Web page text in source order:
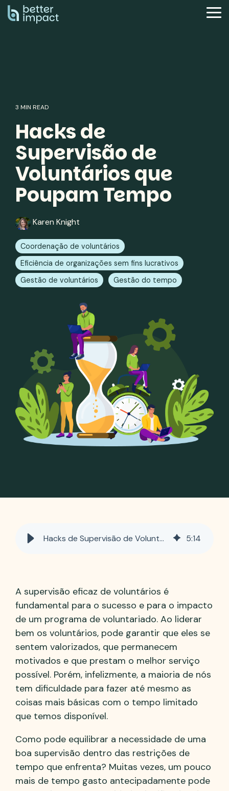
Skip
to
3 MIN READ
Hacks de
Supervisão de
Voluntários que
Poupam Tempo
Karen Knight
Coordenação de voluntários
Eficiência de organizações sem fins lucrativos
Gestão de voluntários
Gestão do tempo
Hacks de Supervisão de Voluntários que Poupam Tempo 5:14
A supervisão eficaz de voluntários é
fundamental para o sucesso e para o impacto
de um programa de voluntariado. Ao liderar
bem os voluntários, pode garantir que eles se
sentem valorizados, que permanecem
motivados e que prestam o melhor serviço
possível. Porém, infelizmente, a maioria de nós
tem dificuldade para fazer até mesmo as
coisas mais básicas com o tempo limitado
que temos disponível.
Como pode equilibrar a necessidade de uma
boa supervisão dentro das restrições de
tempo que enfrenta? Muitas vezes, um pouco
mais de tempo gasto antecipadamente pode